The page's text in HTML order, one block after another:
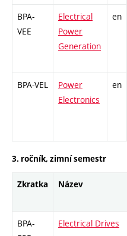
BPA-
VEE
Electrical
Power
Generation
en
BPA-VEL
Power
Electronics
en
3. ročník, zimní semestr
Zkratka Název
BPA-
Electrical Drives